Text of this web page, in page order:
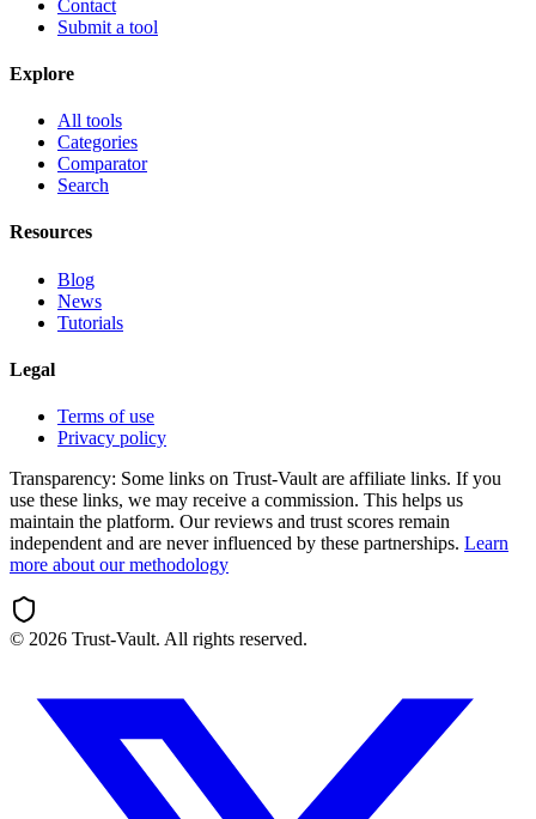
Contact
Submit a tool
Explore
All tools
Categories
Comparator
Search
Resources
Blog
News
Tutorials
Legal
Terms of use
Privacy policy
Transparency: Some links on Trust-Vault are affiliate links. If you
use these links, we may receive a commission. This helps us
maintain the platform. Our reviews and trust scores remain
independent and are never influenced by these partnerships. Learn
more about our methodology
© 2026 Trust-Vault. All rights reserved.